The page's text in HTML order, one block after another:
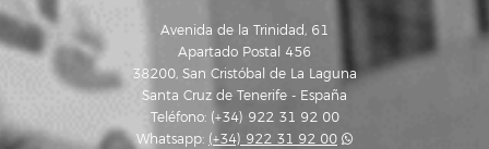
Avenida de la Trinidad, 61
Apartado Postal 456
38200, San Cristóbal de La Laguna
Santa Cruz de Tenerife - España
Teléfono: (+34) 922 31 92 00
Whatsapp: (+34) 922 31 92 00